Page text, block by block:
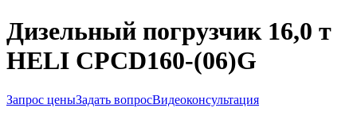
Дизельный погрузчик 16,0 т
HELI CPCD160-(06)G
Запрос ценыЗадать вопросВидеоконсультация